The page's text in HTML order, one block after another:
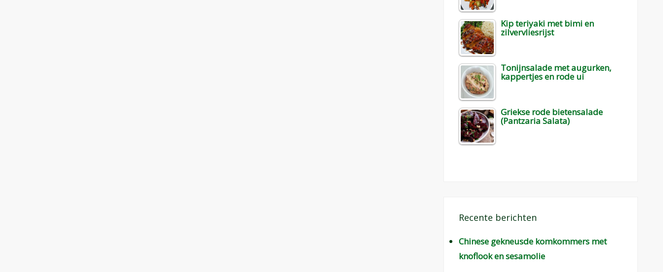
Kip teriyaki met bimi en
zilvervliesrijst
Tonijnsalade met augurken,
kappertjes en rode ui
Griekse rode bietensalade
(Pantzaria Salata)
Recente berichten
Chinese gekneusde komkommers met
knoflook en sesamolie